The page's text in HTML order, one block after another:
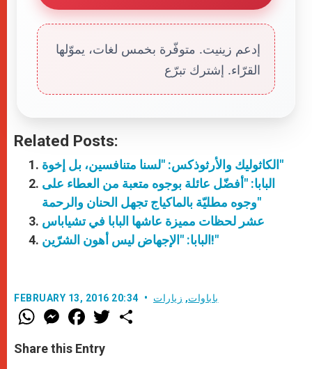
إدعم زينيت. متوفّرة بخمس لغات، يموّلها
القرّاء. إشترك تبرّع
Related Posts:
الكاثوليك والأرثوذكس: "لسنا متنافسين، بل إخوة"
البابا: "أفضّل عائلة بوجوه متعبة من العطاء على
وجوه مطليّة بالماكياج تجهل الحنان والرحمة"
عشر لحظات مميزة عاشها البابا في تشياباس
البابا: "الإجهاض ليس أهون الشرّين!"
FEBRUARY 13, 2016 20:34 باباوات, زيارات
W
h
t
s
M
e
s
e
F
a
e
b
w
Share this Entry